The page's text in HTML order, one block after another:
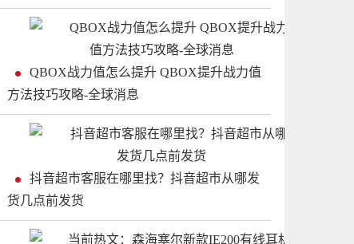
QBOX战力值怎么提升 QBOX提升战力值
方法技巧攻略-全球消息
抖音超市客服在哪里找？抖音超市从哪发
货几点前发货